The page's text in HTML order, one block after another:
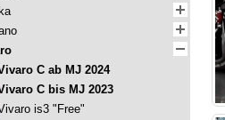
C ab MJ 2024
C bis MJ 2023
is3 "Free"